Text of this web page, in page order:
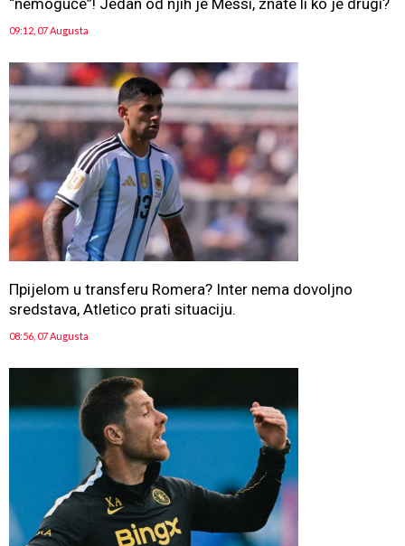
“nemoguće”! Jedan od njih je Messi, znate li ko je drugi?
09:12, 07 Augusta
Прijelom u transferu Romera? Inter nema dovoljno
sredstava, Atletico prati situaciju.
08:56, 07 Augusta